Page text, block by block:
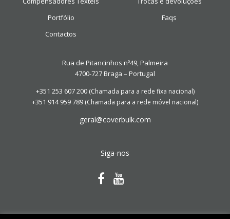
Portfólio
Contactos
Faqs
Rua de Pitancinhos nº49, Palmeira
4700-727 Braga – Portugal
+351 253 607 200 (Chamada para a rede fixa nacional)
+351 914 959 789 (Chamada para a rede móvel nacional)
geral@coverbulk.com
Siga-nos